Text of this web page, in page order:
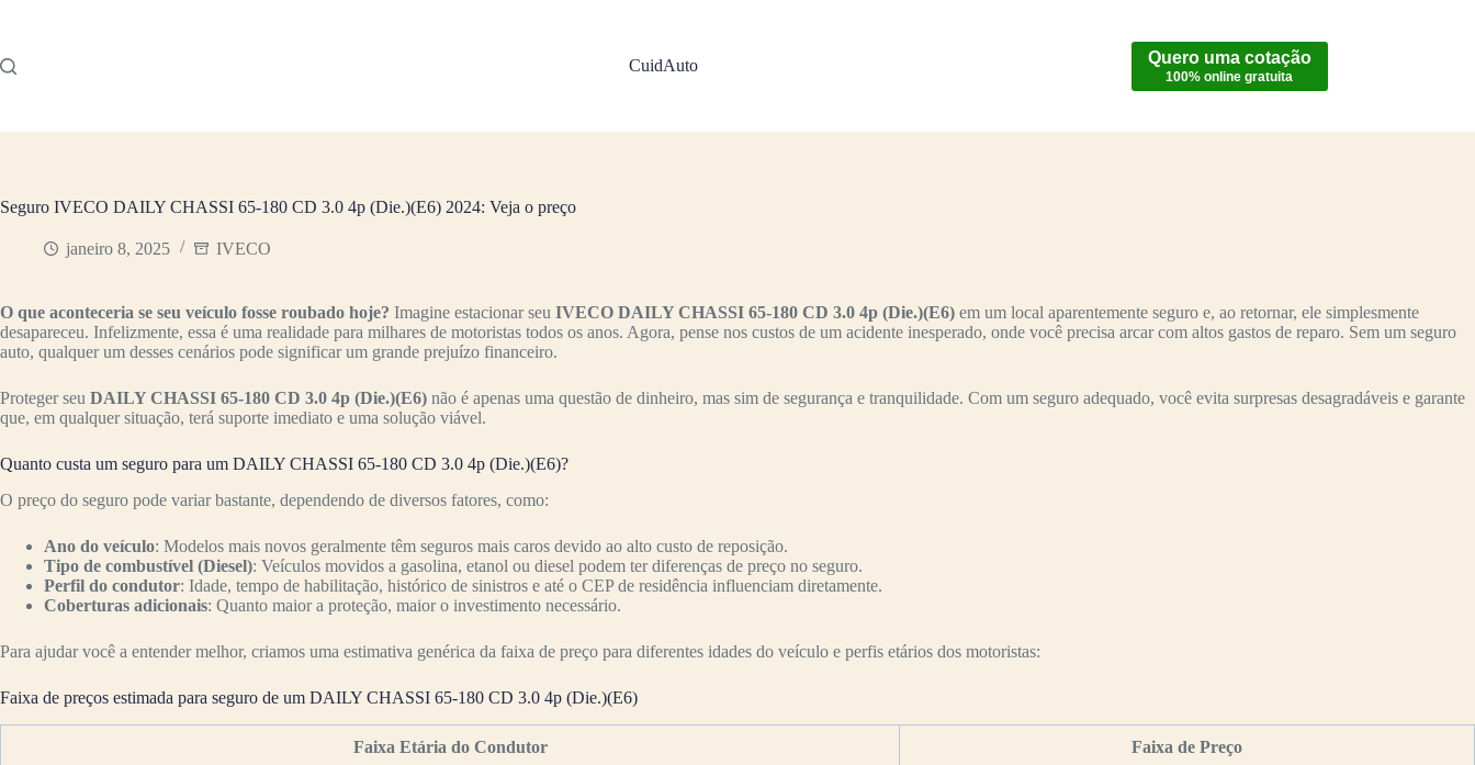
conteúdo
CuidAuto Quero uma cotação
100% online gratuita
Seguro IVECO DAILY CHASSI 65-180 CD 3.0 4p (Die.)(E6) 2024: Veja o preço
janeiro 8, 2025 IVECO
O que aconteceria se seu veículo fosse roubado hoje? Imagine estacionar seu IVECO DAILY CHASSI 65-180 CD 3.0 4p (Die.)(E6) em um local aparentemente seguro e, ao retornar, ele simplesmente
desapareceu. Infelizmente, essa é uma realidade para milhares de motoristas todos os anos. Agora, pense nos custos de um acidente inesperado, onde você precisa arcar com altos gastos de reparo. Sem um seguro
auto, qualquer um desses cenários pode significar um grande prejuízo financeiro.
Proteger seu DAILY CHASSI 65-180 CD 3.0 4p (Die.)(E6) não é apenas uma questão de dinheiro, mas sim de segurança e tranquilidade. Com um seguro adequado, você evita surpresas desagradáveis e garante
que, em qualquer situação, terá suporte imediato e uma solução viável.
Quanto custa um seguro para um DAILY CHASSI 65-180 CD 3.0 4p (Die.)(E6)?
O preço do seguro pode variar bastante, dependendo de diversos fatores, como:
Ano do veículo: Modelos mais novos geralmente têm seguros mais caros devido ao alto custo de reposição.
Tipo de combustível (Diesel): Veículos movidos a gasolina, etanol ou diesel podem ter diferenças de preço no seguro.
Perfil do condutor: Idade, tempo de habilitação, histórico de sinistros e até o CEP de residência influenciam diretamente.
Coberturas adicionais: Quanto maior a proteção, maior o investimento necessário.
Para ajudar você a entender melhor, criamos uma estimativa genérica da faixa de preço para diferentes idades do veículo e perfis etários dos motoristas:
Faixa de preços estimada para seguro de um DAILY CHASSI 65-180 CD 3.0 4p (Die.)(E6)
Faixa Etária do Condutor Faixa de Preço